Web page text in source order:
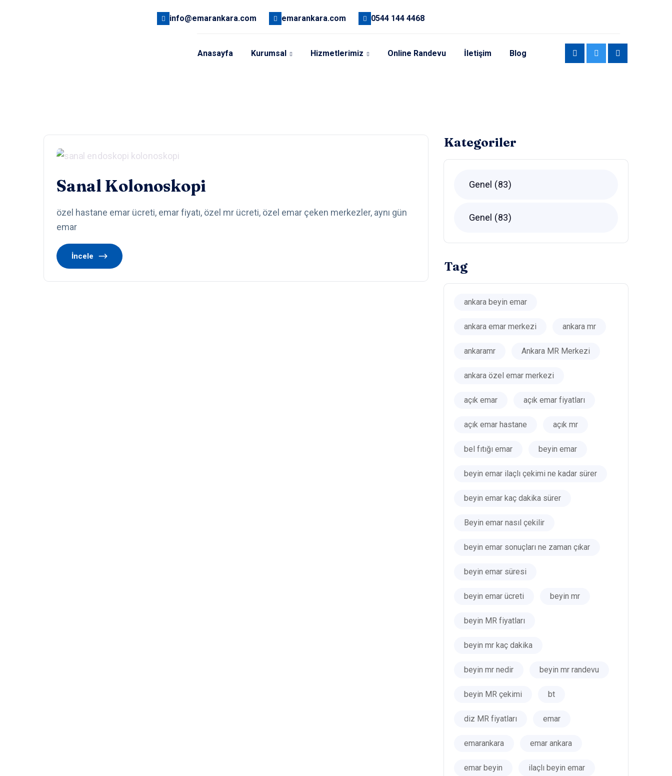
info@emarankara.com emarankara.com 0544 144 4468
Anasayfa Kurumsal Hizmetlerimiz Online Randevu İletişim Blog
Sanal Kolonoskopi
özel hastane emar ücreti, emar fiyatı, özel mr ücreti, özel emar çeken merkezler, aynı gün
emar
İncele
Kategoriler
Genel 83
Genel 83
Tag
ankara beyin emar
ankara emar merkezi ankara mr
ankaramr Ankara MR Merkezi
ankara özel emar merkezi
açık emar açık emar fiyatları
açık emar hastane açık mr
bel fıtığı emar beyin emar
beyin emar ilaçlı çekimi ne kadar sürer
beyin emar kaç dakika sürer
Beyin emar nasıl çekilir
beyin emar sonuçları ne zaman çıkar
beyin emar süresi
beyin emar ücreti beyin mr
beyin MR fiyatları
beyin mr kaç dakika
beyin mr nedir beyin mr randevu
beyin MR çekimi bt
diz MR fiyatları emar
emarankara emar ankara
emar beyin ilaçlı beyin emar